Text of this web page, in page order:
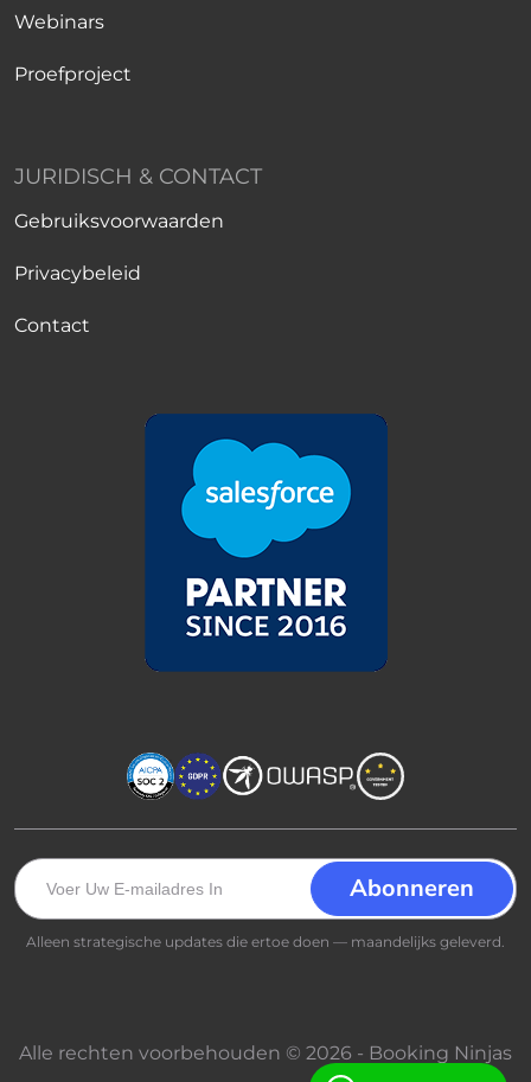
Webinars
Proefproject
JURIDISCH & CONTACT
Gebruiksvoorwaarden
Privacybeleid
Contact
Alleen strategische updates die ertoe doen — maandelijks geleverd.
Alle rechten voorbehouden © 2026 - Booking Ninjas